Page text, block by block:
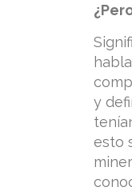
y
esto